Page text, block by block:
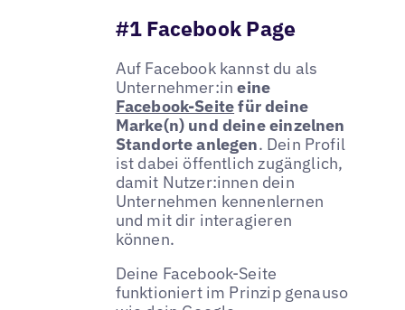
#1 Facebook Page
Auf Facebook kannst du als
Unternehmer:in eine
Facebook-Seitefür deine
Marke(n) und deine einzelnen
Standorte anlegen. Dein Profil
ist dabei öffentlich zugänglich,
damit Nutzer:innen dein
Unternehmen kennenlernen
und mit dir interagieren
können.
Deine Facebook-Seite
funktioniert im Prinzip genauso